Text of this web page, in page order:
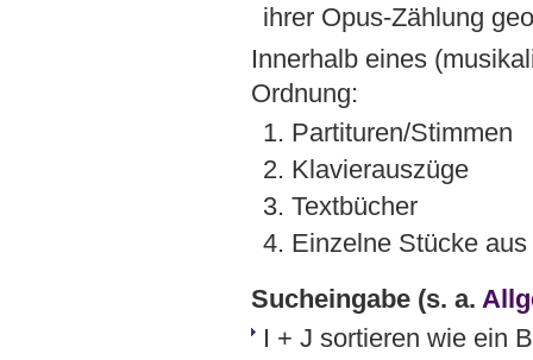
ihrer Opus-Zählung
Innerhalb eines
Ordnung:
1. Partituren/Stimmen
2. Klavierauszüge
3. Textbücher
4. Einzelne Stücke
Sucheingabe(s. a.
I + J sortieren wie ein